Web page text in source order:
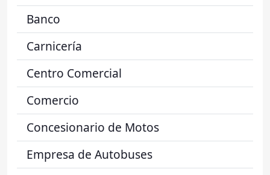
Banco
Carnicería
Centro Comercial
Comercio
Concesionario de Motos
Empresa de Autobuses